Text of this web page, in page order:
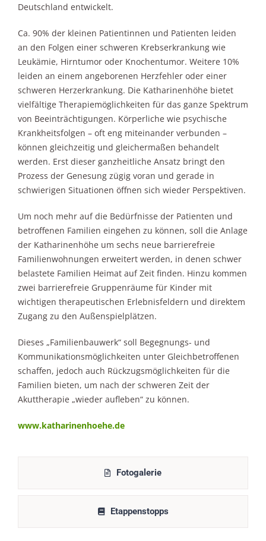
Deutschland entwickelt.
Ca. 90% der kleinen Patientinnen und Patienten leiden
an den Folgen einer schweren Krebserkrankung wie
Leukämie, Hirntumor oder Knochentumor. Weitere 10%
leiden an einem angeborenen Herzfehler oder einer
schweren Herzerkrankung. Die Katharinenhöhe bietet
vielfältige Therapiemöglichkeiten für das ganze Spektrum
von Beeinträchtigungen. Körperliche wie psychische
Krankheitsfolgen – oft eng miteinander verbunden –
können gleichzeitig und gleichermaßen behandelt
werden. Erst dieser ganzheitliche Ansatz bringt den
Prozess der Genesung zügig voran und gerade in
schwierigen Situationen öffnen sich wieder Perspektiven.
Um noch mehr auf die Bedürfnisse der Patienten und
betroffenen Familien eingehen zu können, soll die Anlage
der Katharinenhöhe um sechs neue barrierefreie
Familienwohnungen erweitert werden, in denen schwer
belastete Familien Heimat auf Zeit finden. Hinzu kommen
zwei barrierefreie Gruppenräume für Kinder mit
wichtigen therapeutischen Erlebnisfeldern und direktem
Zugang zu den Außenspielplätzen.
Dieses „Familienbauwerk“ soll Begegnungs- und
Kommunikationsmöglichkeiten unter Gleichbetroffenen
schaffen, jedoch auch Rückzugsmöglichkeiten für die
Familien bieten, um nach der schweren Zeit der
Akuttherapie „wieder aufleben“ zu können.
www.katharinenhoehe.de
Fotogalerie
Etappenstopps